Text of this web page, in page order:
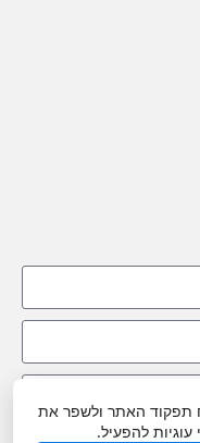
תפקוד האתר ולשפר את
להפעיל.